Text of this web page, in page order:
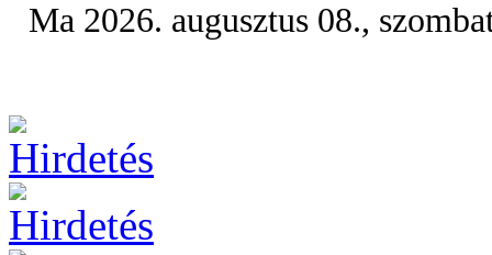
Ma 2026. augusztus 08.,